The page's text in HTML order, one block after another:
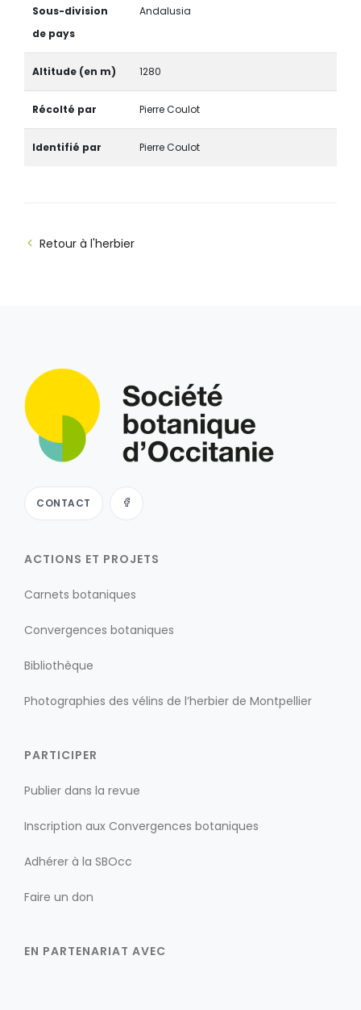
Sous-division
de pays
Andalusia
Altitude (en m) 1280
Récolté par Pierre Coulot
Identifié par Pierre Coulot
Retour à l'herbier
CONTACT
ACTIONS ET PROJETS
Carnets botaniques
Convergences botaniques
Bibliothèque
Photographies des vélins de l’herbier de Montpellier
PARTICIPER
Publier dans la revue
Inscription aux Convergences botaniques
Adhérer à la SBOcc
Faire un don
EN PARTENARIAT AVEC